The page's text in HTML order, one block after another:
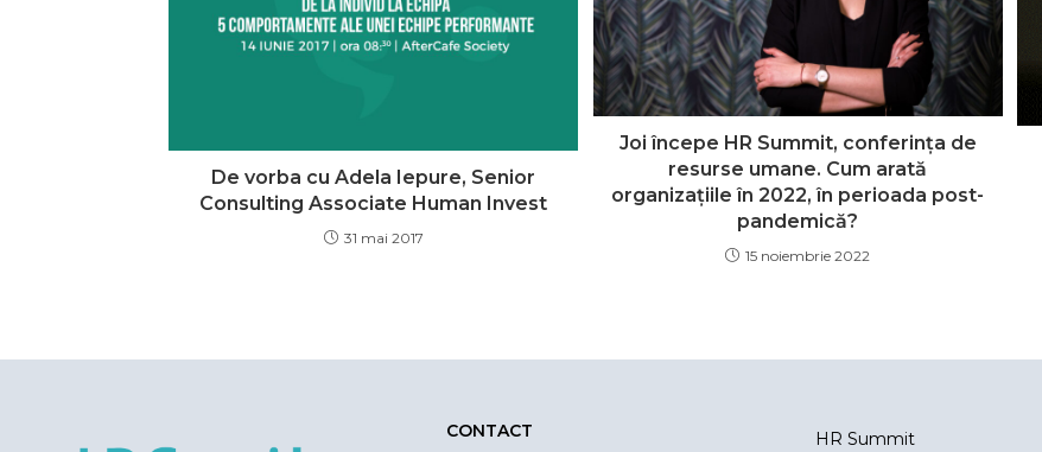
De vorba cu Adela Iepure, Senior
Consulting Associate Human Invest
31 mai 2017
Joi începe HR Summit, conferința de
resurse umane. Cum arată
organizațiile în 2022, în perioada post-
pandemică?
15 noiembrie 2022
CONTACT HR Summit